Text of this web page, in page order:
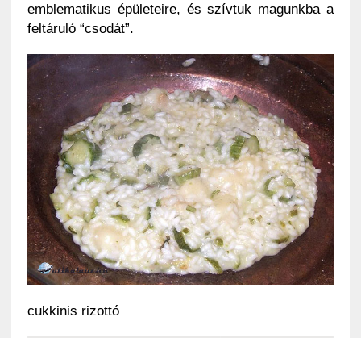
emblematikus épületeire, és szívtuk magunkba a
feltáruló “csodát”.
cukkinis rizottó